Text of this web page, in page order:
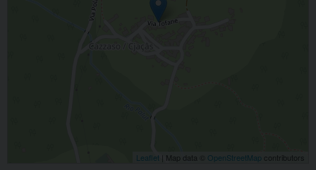
Leaflet | Map data © OpenStreetMap contributors